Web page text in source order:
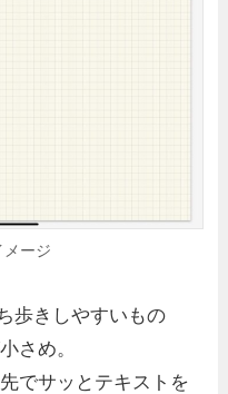
メージ
歩きしやすいもの
さめ。
でサッとテキストを